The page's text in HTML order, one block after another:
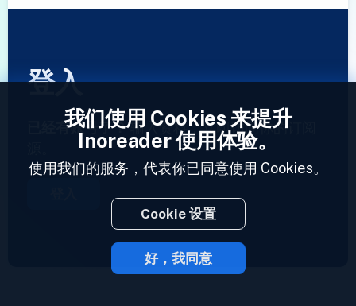
登入
已经有账号了？输入资料，立即访问你的订阅
2023 © Inoreader
我们使用 Cookies 来提升
Inoreader 使用体验。
使用我们的服务，代表你已同意使用 Cookies。
Cookie 设置
好，我同意